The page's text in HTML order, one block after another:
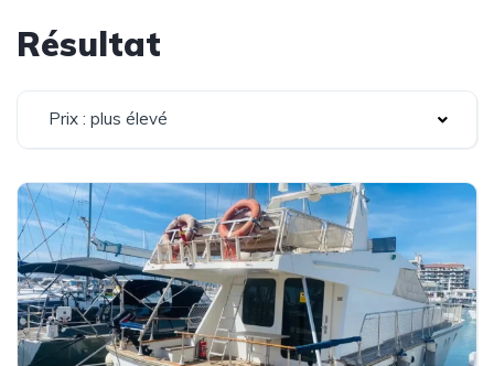
Résultat
Prix : plus élevé